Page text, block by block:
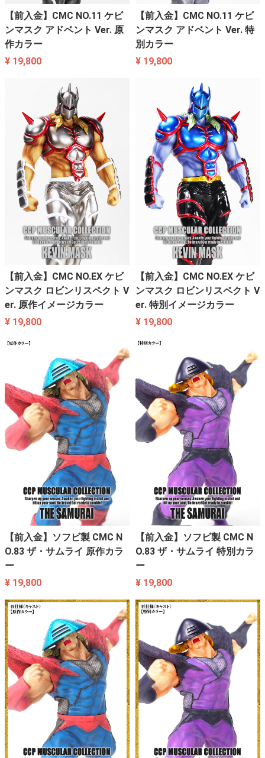
【前入金】CMC NO.11 ケビ
ンマスク アドベント Ver. 原
作カラー
¥ 19,800
【前入金】CMC NO.11 ケビ
ンマスク アドベント Ver. 特
別カラー
¥ 19,800
【前入金】CMC NO.EX ケビ
ンマスク ロビンリスペクト V
er. 原作イメージカラー
¥ 19,800
【前入金】CMC NO.EX ケビ
ンマスク ロビンリスペクト V
er. 特別イメージカラー
¥ 19,800
【前入金】ソフビ製 CMC N
O.83 ザ・サムライ 原作カラ
ー
¥ 19,800
【前入金】ソフビ製 CMC N
O.83 ザ・サムライ 特別カラ
ー
¥ 19,800